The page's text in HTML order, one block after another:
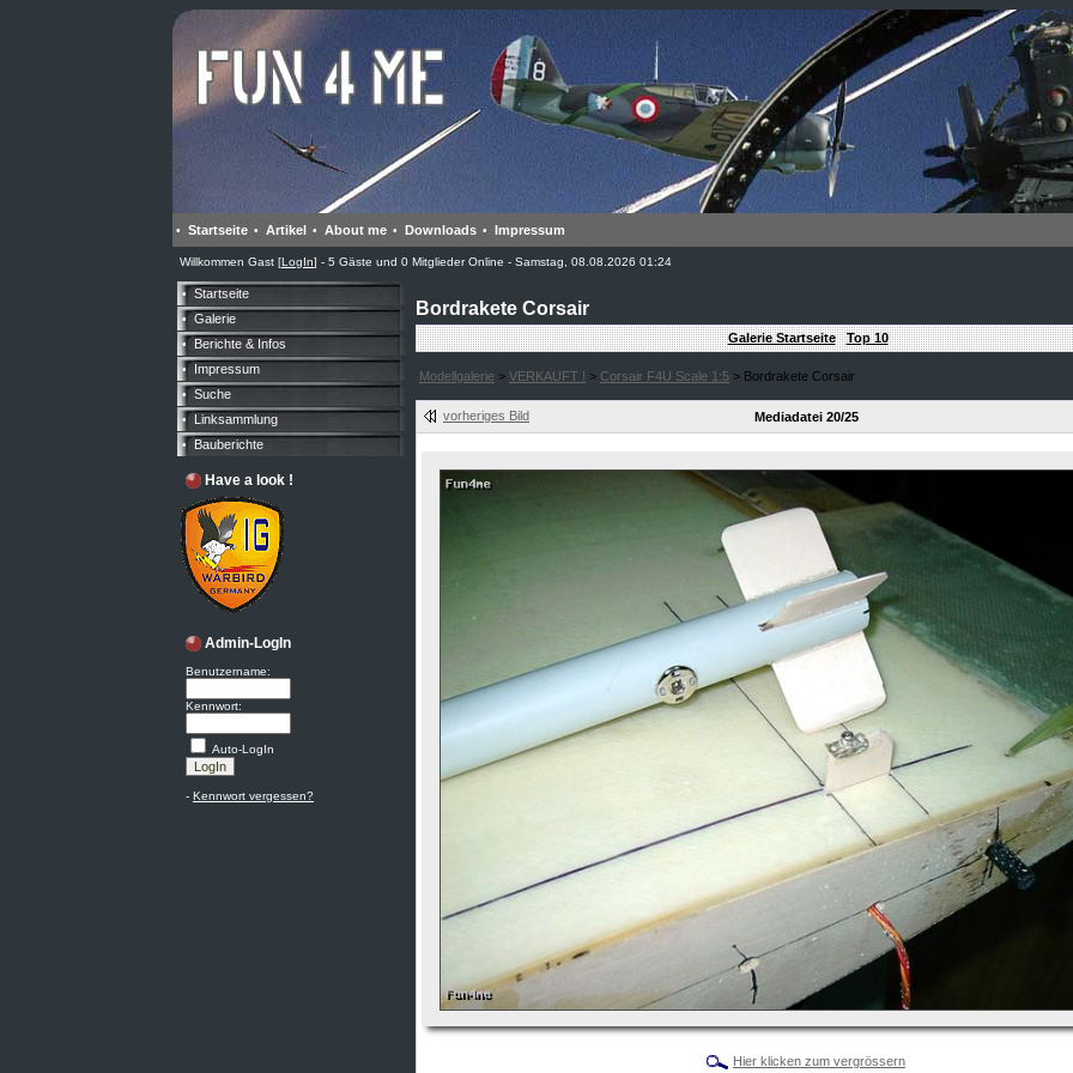
• Startseite • Artikel • About me • Downloads • Impressum
Willkommen Gast [LogIn] - 5 Gäste und 0 Mitglieder Online - Samstag, 08.08.2026 01:24
• Startseite
• Galerie
• Berichte & Infos
• Impressum
• Suche
• Linksammlung
• Bauberichte
Have a look !
Admin-LogIn
Benutzername:
Kennwort:
Auto-LogIn
- Kennwort vergessen?
Bordrakete Corsair
Galerie Startseite|Top 10
Modellgalerie > VERKAUFT ! > Corsair F4U Scale 1:5 > Bordrakete Corsair
vorheriges Bild Mediadatei 20/25
Hier klicken zum vergrössern